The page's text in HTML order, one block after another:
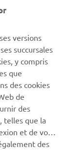
versions
succursales
y compris
que
des cookies
de
des
telles que la
et de vos
des